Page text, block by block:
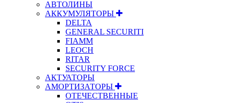
АВТОЛИНЫ
АККУМУЛЯТОРЫ
DELTA
GENERAL SECURITI
FIAMM
LEOCH
RITAR
SECURITY FORCE
АКТУАТОРЫ
АМОРТИЗАТОРЫ
ОТЕЧЕСТВЕННЫЕ